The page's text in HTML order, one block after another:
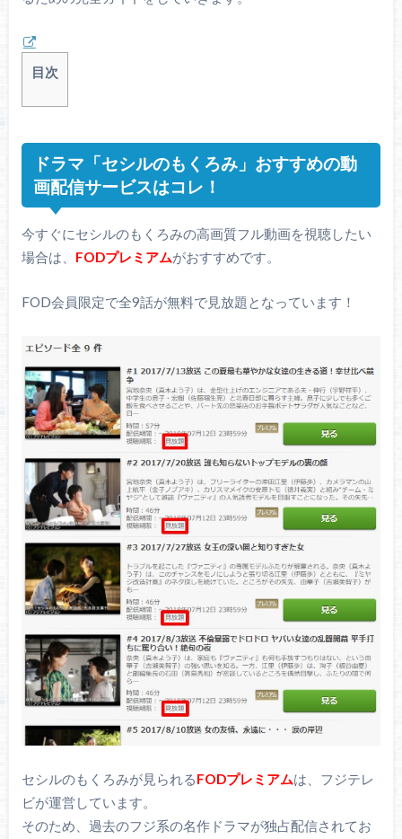
目次
ドラマ「セシルのもくろみ」おすすめの動
画配信サービスはコレ！
今すぐにセシルのもくろみの高画質フル動画を視聴したい
場合は、 FODプレミアムがおすすめです。
FOD会員限定で全9話が無料で見放題となっています！
セシルのもくろみが見られるFODプレミアムは、フジテレ
ビが運営しています。
そのため、過去のフジ系の名作ドラマが独占配信されてお